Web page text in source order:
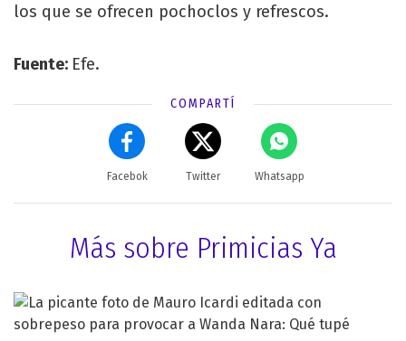
los que se ofrecen pochoclos y refrescos.
Fuente: Efe.
COMPARTÍ
Facebok Twitter Whatsapp
Más sobre Primicias Ya